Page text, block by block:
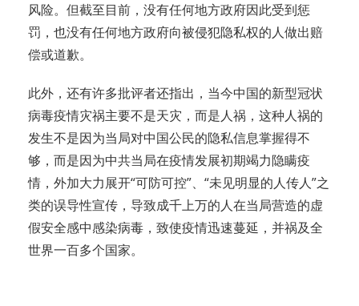
风险。但截至目前，没有任何地方政府因此受到惩
罚，也没有任何地方政府向被侵犯隐私权的人做出赔
偿或道歉。
此外，还有许多批评者还指出，当今中国的新型冠状
病毒疫情灾祸主要不是天灾，而是人祸，这种人祸的
发生不是因为当局对中国公民的隐私信息掌握得不
够，而是因为中共当局在疫情发展初期竭力隐瞒疫
情，外加大力展开“可防可控”、“未见明显的人传人”之
类的误导性宣传，导致成千上万的人在当局营造的虚
假安全感中感染病毒，致使疫情迅速蔓延，并祸及全
世界一百多个国家。